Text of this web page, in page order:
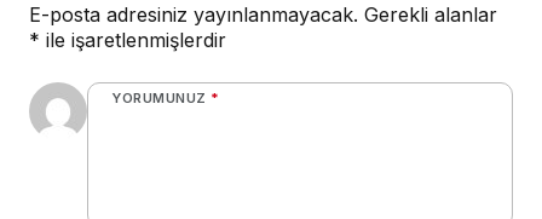
E-posta adresiniz yayınlanmayacak. Gerekli alanlar
* ile işaretlenmişlerdir
YORUMUNUZ *